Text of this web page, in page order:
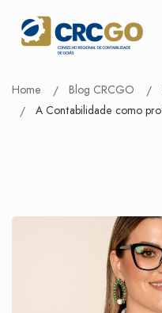
Home Blog CRCGO
A Contabilidade como